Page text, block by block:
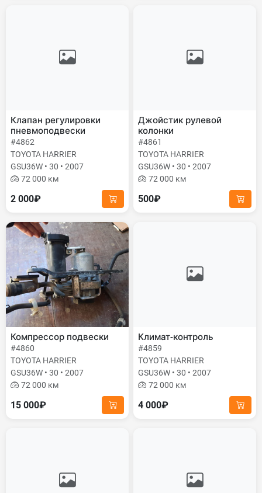
Клапан регулировки
пневмоподвески
#4862
TOYOTA HARRIER
GSU36W • 30 • 2007
72 000 км
2 000₽
Джойстик рулевой
колонки
#4861
TOYOTA HARRIER
GSU36W • 30 • 2007
72 000 км
500₽
Компрессор подвески
#4860
TOYOTA HARRIER
GSU36W • 30 • 2007
72 000 км
15 000₽
Климат-контроль
#4859
TOYOTA HARRIER
GSU36W • 30 • 2007
72 000 км
4 000₽